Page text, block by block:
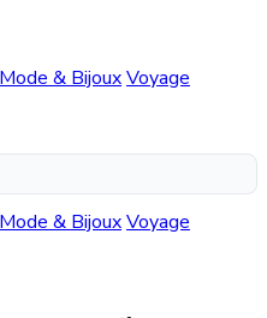
Mode & BijouxVoyage
Mode & BijouxVoyage